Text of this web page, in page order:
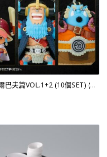
[12月預定]海賊王 WCF -巨人島 艾爾巴夫篇VOL.1+2 (10個SET) (行) [全數HK$570/訂金$200]